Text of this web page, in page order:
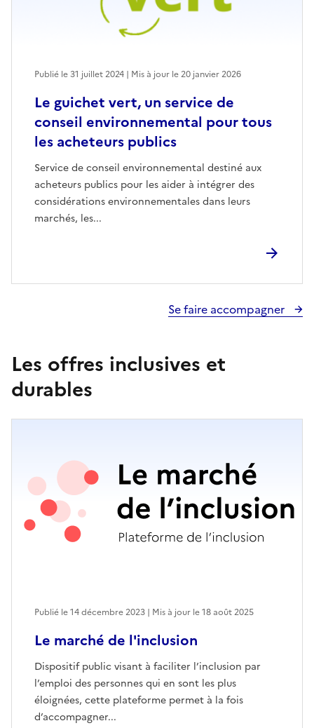
Le guichet vert, un service de
conseil environnemental pour tous
les acheteurs publics
Service de conseil environnemental destiné aux
acheteurs publics pour les aider à intégrer des
considérations environnementales dans leurs
marchés, les...
Publié le 31 juillet 2024 | Mis à jour le 20 janvier 2026
Se faire accompagner
Les offres inclusives et
durables
Le marché de l'inclusion
Dispositif public visant à faciliter l’inclusion par
l’emploi des personnes qui en sont les plus
éloignées, cette plateforme permet à la fois
d’accompagner...
Publié le 14 décembre 2023 | Mis à jour le 18 août 2025